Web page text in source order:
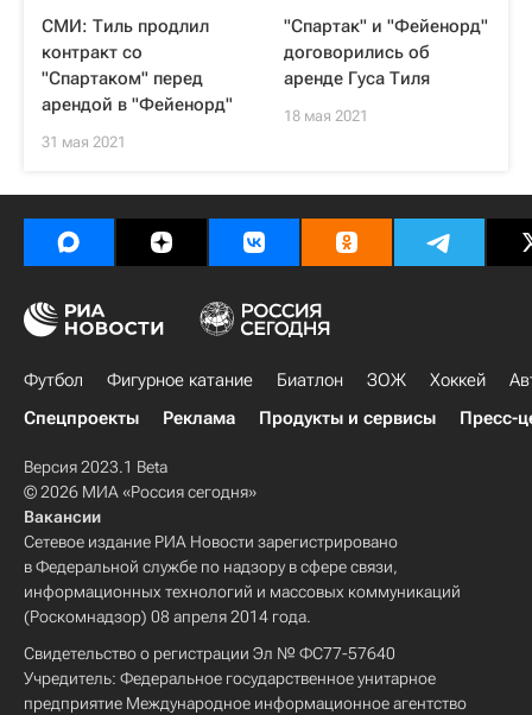
СМИ: Тиль продлил
контракт со
"Спартаком" перед
арендой в "Фейенорд"
31 мая 2021
"Спартак" и "Фейенорд"
договорились об
аренде Гуса Тиля
18 мая 2021
Футбол Фигурное катание Биатлон ЗОЖ Хоккей
Спецпроекты
Реклама Продукты и сервисы Пресс-
Версия 2023.1 Beta
© 2026 МИА «Россия сегодня»
Вакансии
Сетевое издание РИА Новости зарегистрировано
в Федеральной службе по надзору в сфере связи,
информационных технологий и массовых коммуникаций
(Роскомнадзор) 08 апреля 2014 года.
Свидетельство о регистрации Эл № ФС77-57640
Учредитель: Федеральное государственное унитарное
предприятие Международное информационное агентство